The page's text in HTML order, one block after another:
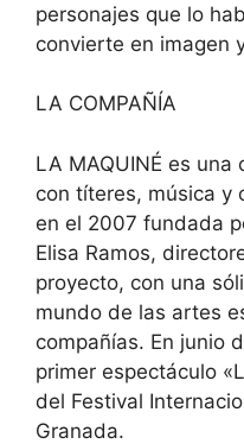
personajes que lo
convierte en imagen
LA COMPAÑÍA
LA MAQUINÉ es
con títeres, música y
en el 2007 fundada
Elisa Ramos,
proyecto, con una
mundo de las artes
compañías. En junio
primer espectáculo
del Festival
Granada.